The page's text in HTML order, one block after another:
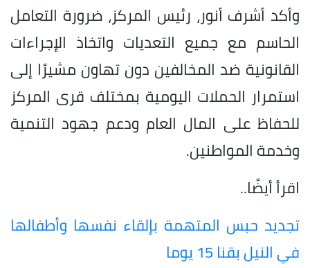
وأكد أشرف أنور، رئيس المركز، ضرورة التعامل
الحاسم مع جميع التعديات واتخاذ الإجراءات
القانونية ضد المخالفين دون تهاون مشيرًا إلى
استمرار الحملات اليومية بمختلف قرى المركز
للحفاظ على المال العام ودعم جهود التنمية
وخدمة المواطنين.
اقرأ أيضًا..
تجديد حبس المتهمة بإلقاء نفسها وأطفالها
في النيل بقنا 15 يوما